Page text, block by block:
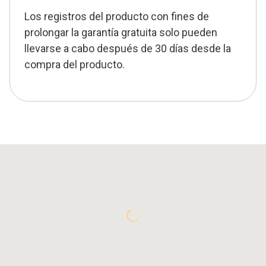
Los registros del producto con fines de
prolongar la garantía gratuita solo pueden
llevarse a cabo después de 30 días desde la
compra del producto.